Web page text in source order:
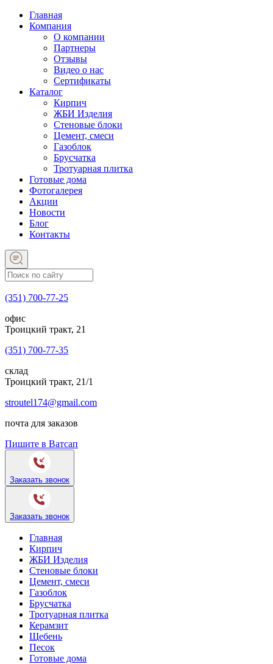
Главная
Компания
О компании
Партнеры
Отзывы
Видео о нас
Сертификаты
Каталог
Кирпич
ЖБИ Изделия
Стеновые блоки
Цемент, смеси
Газоблок
Брусчатка
Тротуарная плитка
Готовые дома
Фотогалерея
Акции
Новости
Блог
Контакты
(351) 700-77-25
офис
Троицкий тракт, 21
(351) 700-77-35
склад
Троицкий тракт, 21/1
stroutel174@gmail.com
почта для заказов
Пишите в Ватсап
Заказать звонок
Заказать звонок
Главная
Кирпич
ЖБИ Изделия
Стеновые блоки
Цемент, смеси
Газоблок
Брусчатка
Тротуарная плитка
Керамзит
Щебень
Песок
Готовые дома